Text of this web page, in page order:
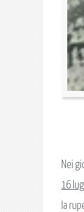
Nei
16
la